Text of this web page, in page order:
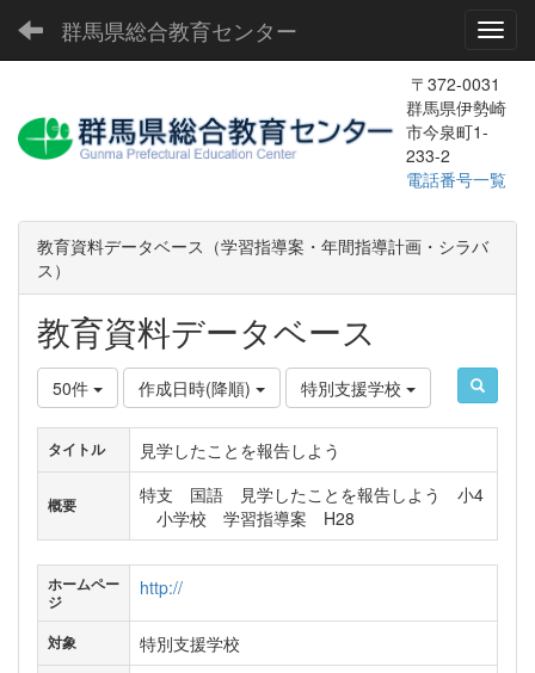
群馬県総合教育センター
〒372-0031
群馬県伊勢崎
市今泉町1-
233-2
電話番号一覧
教育資料データベース（学習指導案・年間指導計画・シラバ
ス）
教育資料データベース
50件 作成日時(降順) 特別支援学校
タイトル 見学したことを報告しよう
概要
特支 国語 見学したことを報告しよう 小4
小学校 学習指導案 H28
ホームペー
ジ
http://
対象 特別支援学校